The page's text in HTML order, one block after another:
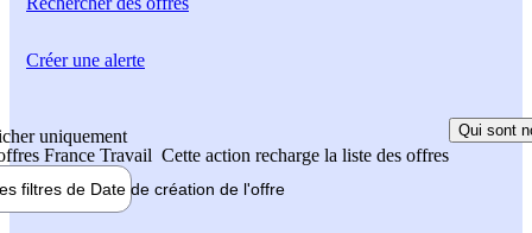
uniquement
France Travail Cette action recharge la liste des offres
Qui sont
filtres de Date de création de l'offre
Créer une alerte